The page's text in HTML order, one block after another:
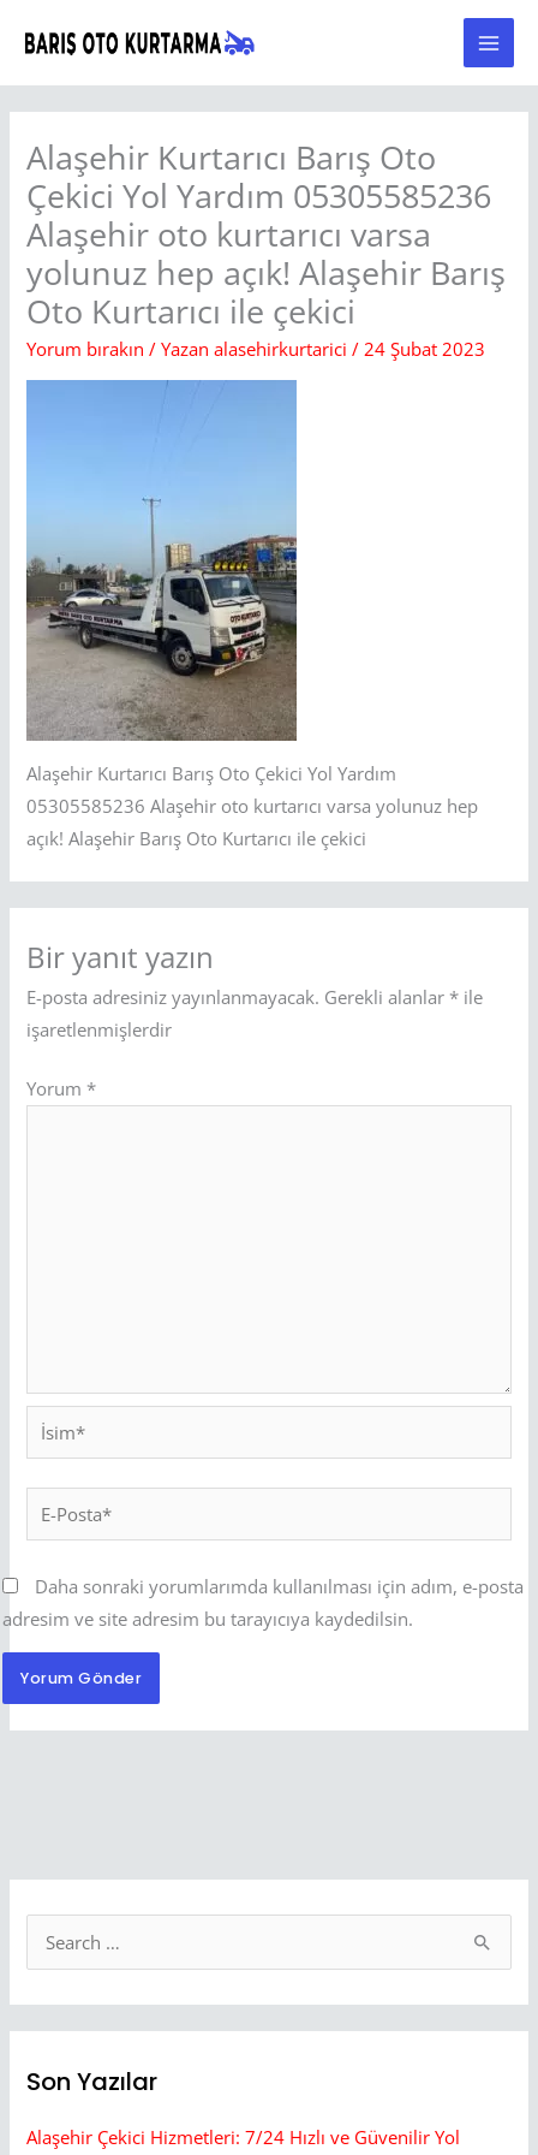
atla
Alaşehir Kurtarıcı Barış Oto
Çekici Yol Yardım 05305585236
Alaşehir oto kurtarıcı varsa
yolunuz hep açık! Alaşehir Barış
Oto Kurtarıcı ile çekici
Yorum bırakın / Yazan alasehirkurtarici/24 Şubat 2023
Alaşehir Kurtarıcı Barış Oto Çekici Yol Yardım
05305585236 Alaşehir oto kurtarıcı varsa yolunuz hep
açık! Alaşehir Barış Oto Kurtarıcı ile çekici
Bir yanıt yazın
E-posta adresiniz yayınlanmayacak. Gerekli alanlar * ile
işaretlenmişlerdir
Yorum *
İsim*
Posta*
Daha sonraki yorumlarımda kullanılması için adım, e-posta
adresim ve site adresim bu tarayıcıya kaydedilsin.
c
Son Yazılar
Alaşehir Çekici Hizmetleri: 7/24 Hızlı ve Güvenilir Yol